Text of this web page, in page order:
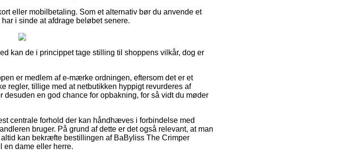
eller mobilbetaling. Som et alternativ bør du anvende et
i sinde at afdrage beløbet senere.
kan de i princippet tage stilling til shoppens vilkår, dog er
er medlem af e-mærke ordningen, eftersom det er et
regler, tillige med at netbutikken hyppigt revurderes af
en god chance for opbakning, for så vidt du møder
centrale forhold der kan håndhæves i forbindelse med
bruger. På grund af dette er det også relevant, at man
kan bekræfte bestillingen af BaByliss The Crimper
en dame eller herre.